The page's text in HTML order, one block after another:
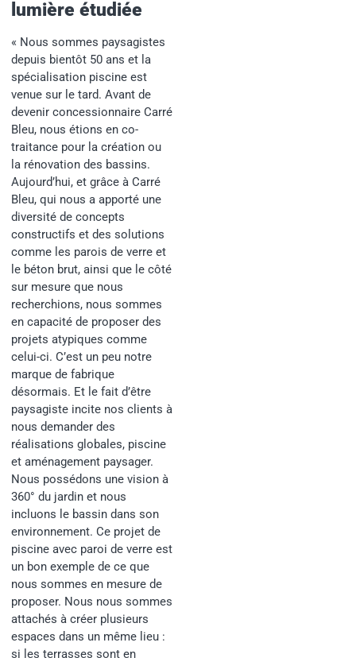
lumière étudiée
« Nous sommes paysagistes
depuis bientôt 50 ans et la
spécialisation piscine est
venue sur le tard. Avant de
devenir concessionnaire Carré
Bleu, nous étions en co-
traitance pour la création ou
la rénovation des bassins.
Aujourd’hui, et grâce à Carré
Bleu, qui nous a apporté une
diversité de concepts
constructifs et des solutions
comme les parois de verre et
le béton brut, ainsi que le côté
sur mesure que nous
recherchions, nous sommes
en capacité de proposer des
projets atypiques comme
celui-ci. C’est un peu notre
marque de fabrique
désormais. Et le fait d’être
paysagiste incite nos clients à
nous demander des
réalisations globales, piscine
et aménagement paysager.
Nous possédons une vision à
360° du jardin et nous
incluons le bassin dans son
environnement. Ce projet de
piscine avec paroi de verre est
un bon exemple de ce que
nous sommes en mesure de
proposer. Nous nous sommes
attachés à créer plusieurs
espaces dans un même lieu :
si les terrasses sont en